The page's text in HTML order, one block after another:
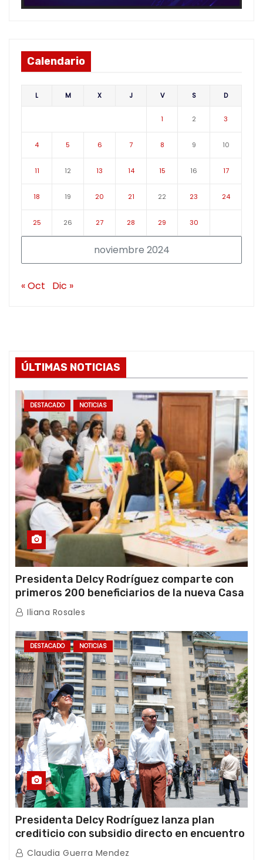
Calendario
noviembre 2024
L M X J V S D
1 2 3
4 5 6 7 8 9 10
11 12 13 14 15 16 17
18 19 20 21 22 23 24
25 26 27 28 29 30
« Oct Dic »
ÚLTIMAS NOTICIAS
DESTACADO NOTICIAS
Presidenta Delcy Rodríguez comparte con
primeros 200 beneficiarios de la nueva Casa
de los Abuelos “La Primavera” en Caracas
Iliana Rosales
DESTACADO NOTICIAS
Presidenta Delcy Rodríguez lanza plan
crediticio con subsidio directo en encuentro
con Juntas de Condominio
Claudia Guerra Mendez